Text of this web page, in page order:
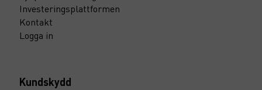
Investeringsplattformen
Kontakt
Logga in
Kundskydd